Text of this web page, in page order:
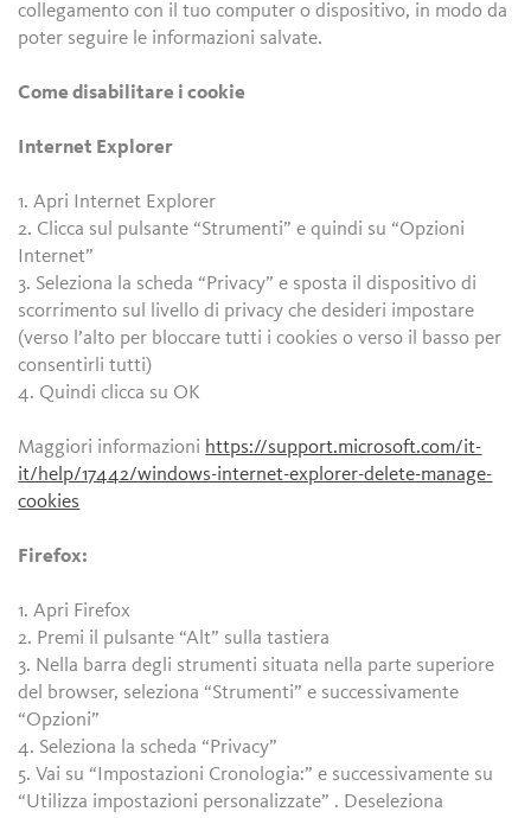
collegamento con il tuo computer o dispositivo, in modo da
poter seguire le informazioni salvate.
Come disabilitare i cookie
Internet Explorer
1. Apri Internet Explorer
2. Clicca sul pulsante “Strumenti” e quindi su “Opzioni
Internet”
3. Seleziona la scheda “Privacy” e sposta il dispositivo di
scorrimento sul livello di privacy che desideri impostare
(verso l’alto per bloccare tutti i cookies o verso il basso per
consentirli tutti)
4. Quindi clicca su OK
Maggiori informazioni https://support.microsoft.com/it-
it/help/17442/windows-internet-explorer-delete-manage-
cookies
Firefox:
1. Apri Firefox
2. Premi il pulsante “Alt” sulla tastiera
3. Nella barra degli strumenti situata nella parte superiore
del browser, seleziona “Strumenti” e successivamente
“Opzioni”
4. Seleziona la scheda “Privacy”
5. Vai su “Impostazioni Cronologia:” e successivamente su
“Utilizza impostazioni personalizzate” . Deseleziona